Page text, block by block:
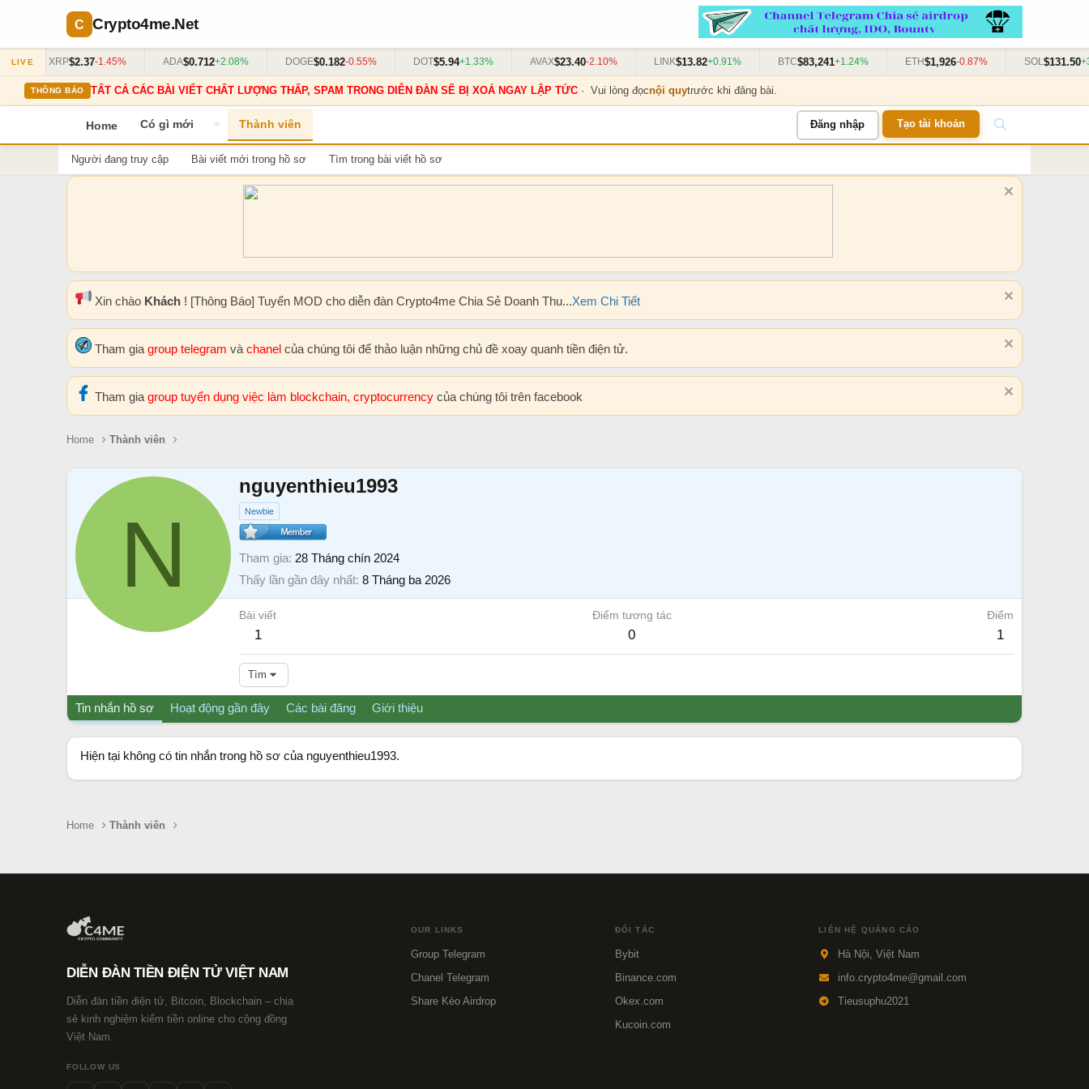
Crypto4me.Net
LIVE XRP$2.37-1.45% ADA$0.712+2.08% DOGE$0.182-0.55% DOT$5.94+1.33% AVAX$23.40-2.10% LINK$13.82+0.91% BTC$83,241+1.24% ETH$1,926-0.87% SOL$131.50
THÔNG BÁO TẤT CẢ CÁC BÀI VIẾT CHẤT LƯỢNG THẤP, SPAM TRONG DIỄN ĐÀN SẼ BỊ XOÁ NGAY LẬP TỨC· Vui lòng đọcnội quytrước khi đăng bài.
Home Có gì mới Thành viên Đăng nhập Tạo tài khoản
Người đang truy cập Bài viết mới trong hồ sơ Tìm trong bài viết hồ sơ
Xin chào Khách ! [Thông Báo] Tuyển MOD cho diễn đàn Crypto4me Chia Sẻ Doanh Thu...Xem Chi Tiết
Tham gia group telegram và chanel của chúng tôi để thảo luận những chủ đề xoay quanh tiền điện tử.
Tham gia group tuyển dụng việc làm blockchain, cryptocurrency của chúng tôi trên facebook
Home Thành viên
N
nguyenthieu1993
Newbie
Tham gia 28 Tháng chín 2024
Thấy lần gần đây nhất 8 Tháng ba 2026
Bài viết
1
Điểm tương tác
0
Điểm
1
Tìm
Tin nhắn hồ sơ Hoạt động gần đây Các bài đăng Giới thiệu
Hiện tại không có tin nhắn trong hồ sơ của nguyenthieu1993.
Home Thành viên
DIỄN ĐÀN TIỀN ĐIỆN TỬ VIỆT NAM
Diễn đàn tiền điện tử, Bitcoin, Blockchain – chia
sẻ kinh nghiệm kiếm tiền online cho cộng đồng
Việt Nam.
FOLLOW US
OUR LINKS
Group Telegram
Chanel Telegram
Share Kèo Airdrop
ĐỐI TÁC
Bybit
Binance.com
Okex.com
Kucoin.com
LIÊN HỆ QUẢNG CÁO
Hà Nội, Việt Nam
info.crypto4me@gmail.com
Tieusuphu2021